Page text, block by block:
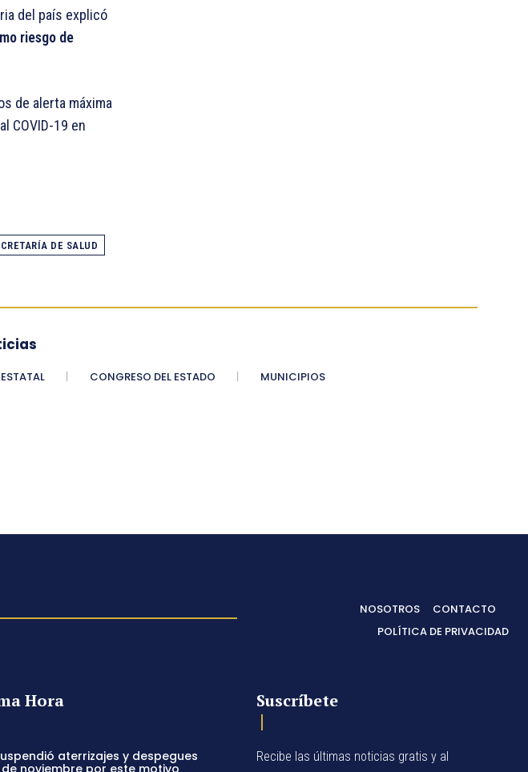
del país explicó
riesgo de
de alerta máxima
COVID-19 en
DE SALUD
ESTATAL CONGRESO DEL ESTADO MUNICIPIOS
NOSOTROS
CONTACTO
POLÍTICA DE PRIVACIDAD
Hora
aterrizajes y despegues
Suscríbete
Recibe las últimas noticias gratis y al